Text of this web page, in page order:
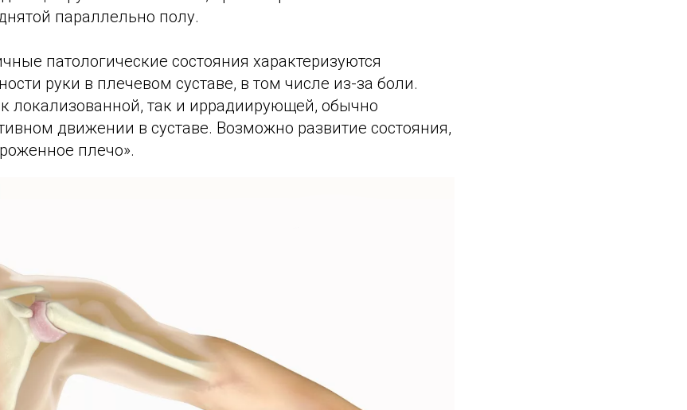
параллельно полу.
патологические состояния характеризуются
руки в плечевом суставе, в том числе из-за боли.
локализованной, так и иррадиирующей, обычно
движении в суставе. Возможно развитие состояния,
плечо».